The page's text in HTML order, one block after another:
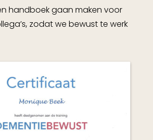
handboek gaan maken voor
zodat we bewust te werk